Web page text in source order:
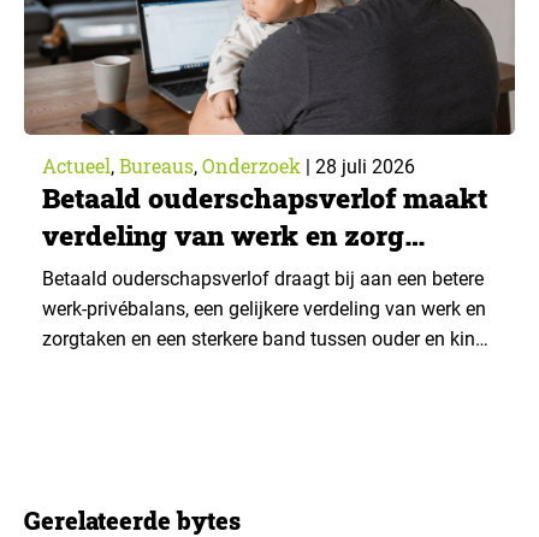
Actueel, Bureaus, Onderzoek | 28 juli 2026
Betaald ouderschapsverlof maakt
verdeling van werk en zorg
gelijker
Betaald ouderschapsverlof draagt bij aan een betere
werk-privébalans, een gelijkere verdeling van werk en
zorgtaken en een sterkere band tussen ouder en kind.
Gerelateerde bytes